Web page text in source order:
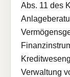
Abs. 11 des
Verwaltung